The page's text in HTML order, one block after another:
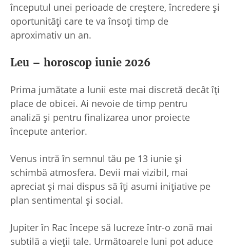
începutul unei perioade de creștere, încredere și
oportunități care te va însoți timp de
aproximativ un an.
Leu – horoscop iunie 2026
Prima jumătate a lunii este mai discretă decât îți
place de obicei. Ai nevoie de timp pentru
analiză și pentru finalizarea unor proiecte
începute anterior.
Venus intră în semnul tău pe 13 iunie și
schimbă atmosfera. Devii mai vizibil, mai
apreciat și mai dispus să îți asumi inițiative pe
plan sentimental și social.
Jupiter în Rac începe să lucreze într-o zonă mai
subtilă a vieții tale. Următoarele luni pot aduce